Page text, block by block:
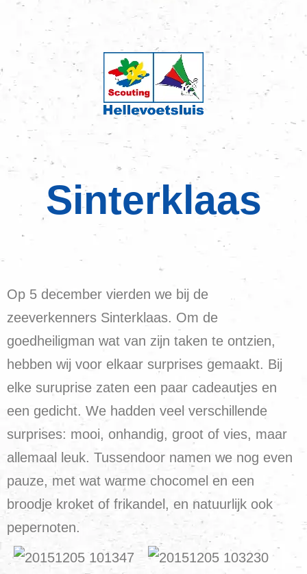
Sinterklaas
Op 5 december vierden we bij de
zeeverkenners Sinterklaas. Om de
goedheiligman wat van zijn taken te ontzien,
hebben wij voor elkaar surprises gemaakt. Bij
elke suruprise zaten een paar cadeautjes en
een gedicht. We hadden veel verschillende
surprises: mooi, onhandig, groot of vies, maar
allemaal leuk. Tussendoor namen we nog even
pauze, met wat warme chocomel en een
broodje kroket of frikandel, en natuurlijk ook
pepernoten.